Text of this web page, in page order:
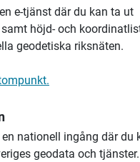
e-tjänst där du kan ta ut
höjd- och
geodetiska riksnäten.
nationell ingång där du
geodata och tjänster.